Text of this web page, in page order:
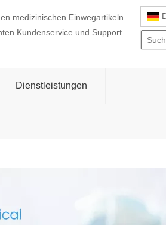
medizinischen Einwegartikeln.
Kundenservice und Support
Dienstleistungen